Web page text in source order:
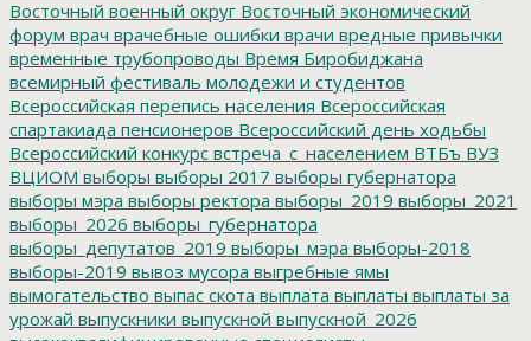
Восточный военный округ Восточный экономический
форум врач врачебные ошибки врачи вредные привычки
временные трубопроводы Время Биробиджана
всемирный фестиваль молодежи и студентов
Всероссийская перепись населения Всероссийская
спартакиада пенсионеров Всероссийский день ходьбы
Всероссийский конкурс встреча_с_населением ВТБъ ВУЗ
ВЦИОМ выборы выборы 2017 выборы губернатора
выборы мэра выборы ректора выборы_2019 выборы_2021
выборы_2026 выборы_губернатора
выборы_депутатов_2019 выборы_мэра выборы-2018
выборы-2019 вывоз мусора выгребные ямы
вымогательство выпас скота выплата выплаты выплаты за
урожай выпускники выпускной выпускной_2026